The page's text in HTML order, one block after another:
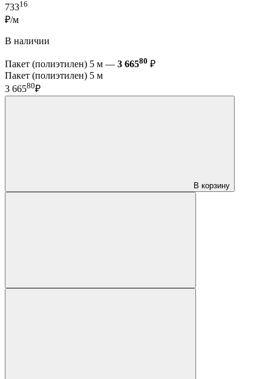
73316
₽/м
В наличии
Пакет (полиэтилен) 5 м — 3 66580 ₽
Пакет (полиэтилен) 5 м
3 66580₽
В корзину